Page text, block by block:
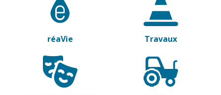
réaVie Travaux